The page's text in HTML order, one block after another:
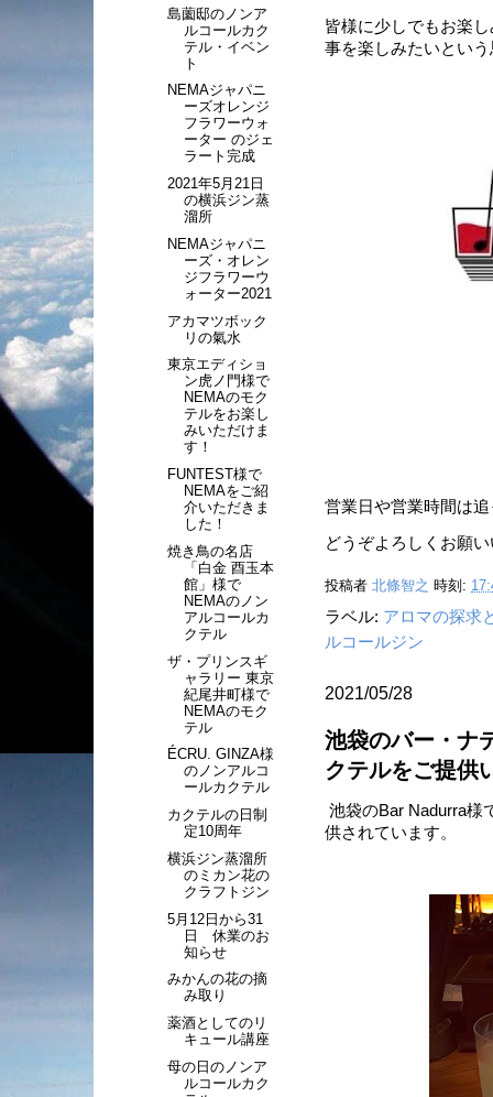
皆様に少しでもお楽
事を楽しみたいとい
営業日や営業時間は
どうぞよろしくお願
投稿者 北條智之 時刻:
ラベル: アロマの探求
ルコールジン
2021/05/28
池袋のバー・ナ
クテルをご提供
池袋のBar Nadurra様
供されています。
島薗邸のノンア
ルコールカク
テル・イベン
ト
NEMAジャパニ
ーズオレンジ
フラワーウォ
ーター のジェ
ラート完成
2021年5月21日
の横浜ジン蒸
溜所
NEMAジャパニ
ーズ・オレン
ジフラワーウ
ォーター2021
アカマツボック
リの氣水
東京エディショ
ン虎ノ門様で
NEMAのモク
テルをお楽し
みいただけま
す！
FUNTEST様で
NEMAをご紹
介いただきま
した！
焼き鳥の名店
「白金 酉玉本
館」様で
NEMAのノン
アルコールカ
クテル
ザ・プリンスギ
ャラリー 東京
紀尾井町様で
NEMAのモク
テル
ÉCRU. GINZA様
のノンアルコ
ールカクテル
カクテルの日制
定10周年
横浜ジン蒸溜所
のミカン花の
クラフトジン
5月12日から31
日 休業のお
知らせ
みかんの花の摘
み取り
薬酒としてのリ
キュール講座
母の日のノンア
ルコールカク